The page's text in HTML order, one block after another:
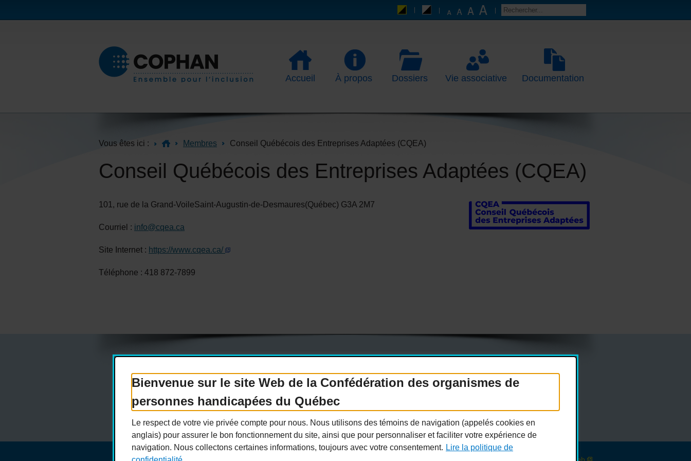
Bienvenue sur le site Web de la Confédération des organismes de
personnes handicapées du Québec
Le respect de votre vie privée compte pour nous. Nous utilisons des témoins de navigation (appelés cookies en
anglais) pour assurer le bon fonctionnement du site, ainsi que pour personnaliser et faciliter votre expérience de
navigation. Nous collectons certaines informations, toujours avec votre consentement. Lire la politique de
Accueil À propos Dossiers Vie associative Documentation
Vous êtes ici : Membres Conseil Québécois des Entreprises Adaptées (CQEA)
Conseil Québécois des Entreprises Adaptées (CQEA)
101, rue de la Grand-VoileSaint-Augustin-de-Desmaures(Québec) G3A 2M7
Courriel : info@cqea.ca
Site Internet : https://www.cqea.ca/
Téléphone : 418 872-7899
Actualités Devenir membre Nous joindre Nous recrutons
Réseaux sociaux
Guide sur l’accessibilité universelle